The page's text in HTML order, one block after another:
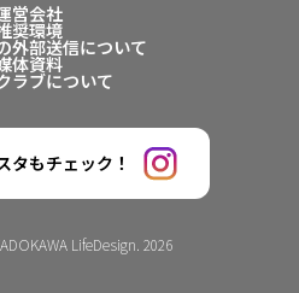
営会社
奨環境
外部送信について
体資料
ラブについて
タもチェック！
LifeDesign. 2026